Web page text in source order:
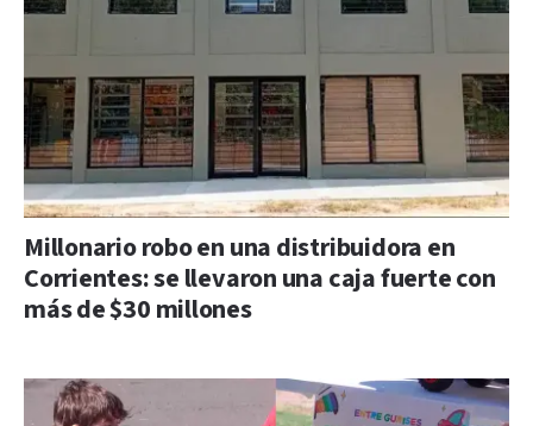
Millonario robo en una distribuidora en
Corrientes: se llevaron una caja fuerte con
más de $30 millones